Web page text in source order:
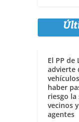
El PP de
advierte
haber
riesgo la
vecinos
agentes